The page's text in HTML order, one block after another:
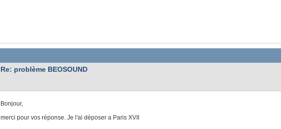
Re: problème BEOSOUND
Bonjour,
merci pour vos réponse. Je l'ai déposer a Paris XVII